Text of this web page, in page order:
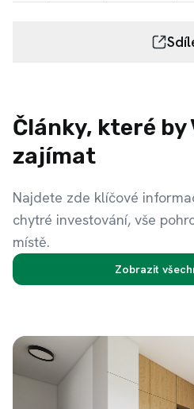
Články, které by
zajímat
Najdete zde klíčové
chytré investování, vše
místě.
Zobrazit